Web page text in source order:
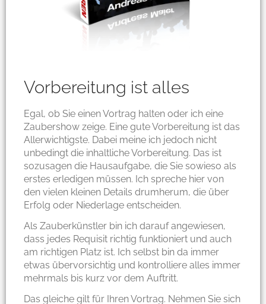
Vorbereitung ist alles
Egal, ob Sie einen Vortrag halten oder ich eine
Zaubershow zeige. Eine gute Vorbereitung ist das
Allerwichtigste. Dabei meine ich jedoch nicht
unbedingt die inhaltliche Vorbereitung. Das ist
sozusagen die Hausaufgabe, die Sie sowieso als
erstes erledigen müssen. Ich spreche hier von
den vielen kleinen Details drumherum, die über
Erfolg oder Niederlage entscheiden.
Als Zauberkünstler bin ich darauf angewiesen,
dass jedes Requisit richtig funktioniert und auch
am richtigen Platz ist. Ich selbst bin da immer
etwas übervorsichtig und kontrolliere alles immer
mehrmals bis kurz vor dem Auftritt.
Das gleiche gilt für Ihren Vortrag. Nehmen Sie sich